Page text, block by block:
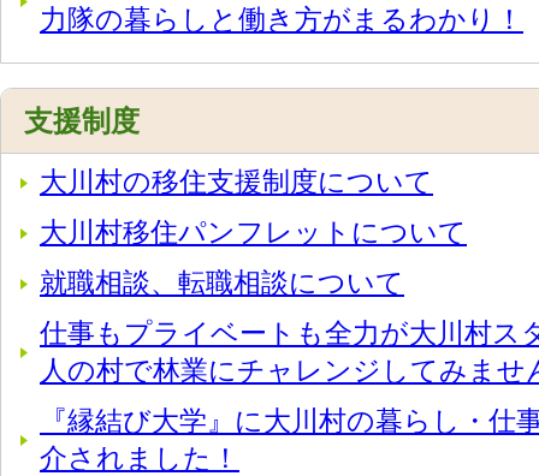
力隊の暮らしと働き方がまるわかり！
支援制度
大川村の移住支援制度について
大川村移住パンフレットについて
就職相談、転職相談について
仕事もプライベートも全力が大川村ス
人の村で林業にチャレンジしてみませ
『縁結び大学』に大川村の暮らし・仕
介されました！